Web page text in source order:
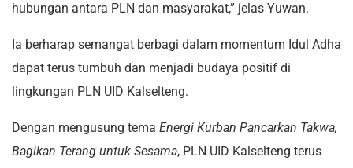
hubungan antara PLN dan masyarakat,” jelas Yuwan.
Ia berharap semangat berbagi dalam momentum Idul Adha
dapat terus tumbuh dan menjadi budaya positif di
lingkungan PLN UID Kalselteng.
Dengan mengusung tema Energi Kurban Pancarkan Takwa,
Bagikan Terang untuk Sesama, PLN UID Kalselteng terus